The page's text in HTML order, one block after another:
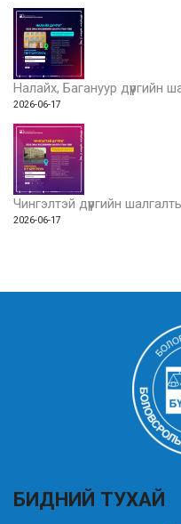
Налайх, Багануур дүүргийн
2026-06-17
Чингэлтэй дүүргийн
2026-06-17
БИДНИЙ ТУХАЙ